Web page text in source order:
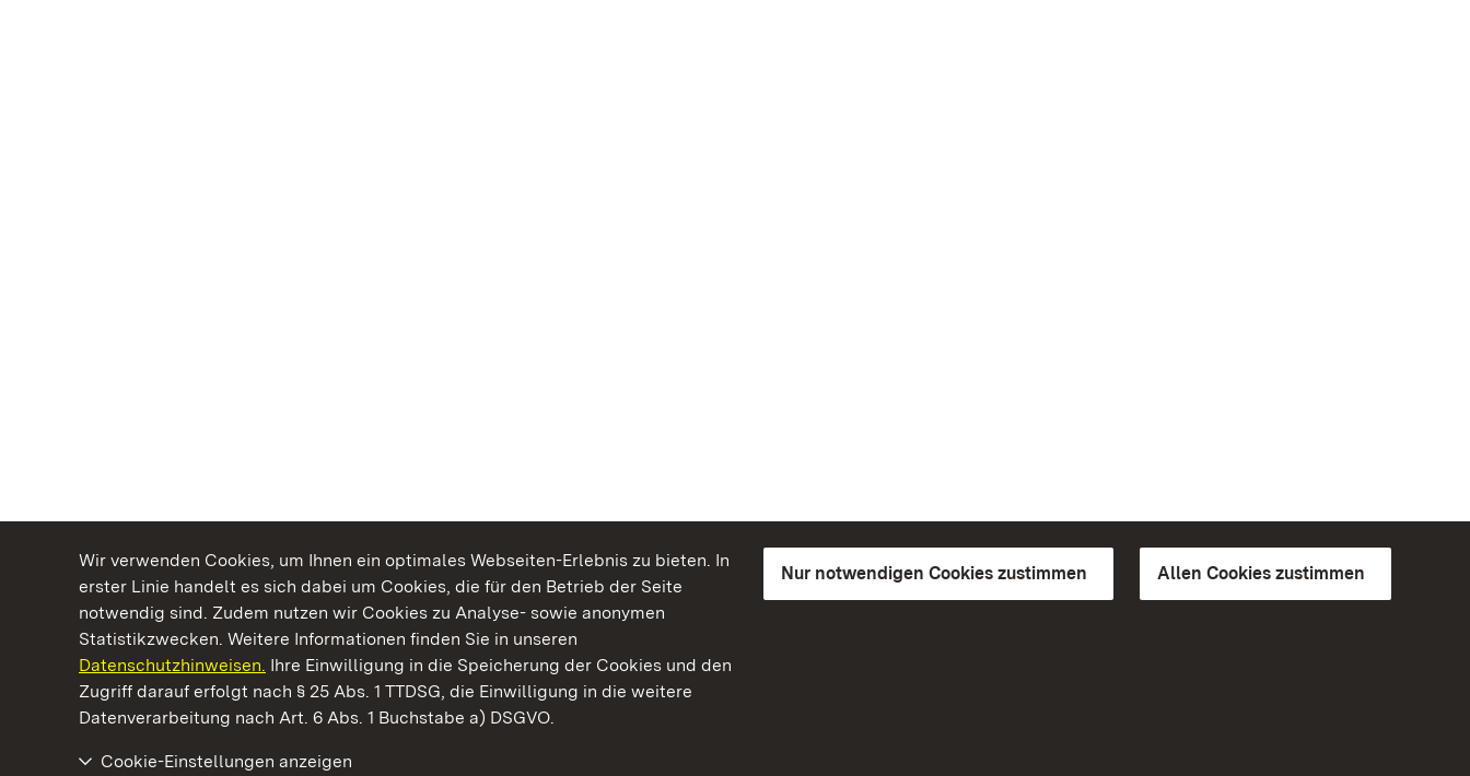
Wir verwenden Cookies, um Ihnen ein optimales Webseiten-Erlebnis zu bieten. In
erster Linie handelt es sich dabei um Cookies, die für den Betrieb der Seite
notwendig sind. Zudem nutzen wir Cookies zu Analyse- sowie anonymen
Statistikzwecken. Weitere Informationen finden Sie in unseren
Datenschutzhinweisen. Ihre Einwilligung in die Speicherung der Cookies und den
Zugriff darauf erfolgt nach § 25 Abs. 1 TTDSG, die Einwilligung in die weitere
Datenverarbeitung nach Art. 6 Abs. 1 Buchstabe a) DSGVO.
Nur notwendigen Cookies zustimmen Allen Cookies zustimmen
Cookie-Einstellungen anzeigen
Kommen. Staunen. Genießen.